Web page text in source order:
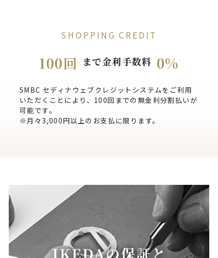
SHOPPING CREDIT
100回 まで金利手数料 0%
SMBC セディナウェブクレジットシステムをご利用
いただくことにより、100回までの無金利分割払いが
可能です。
※月々3,000円以上のお支払に限ります。